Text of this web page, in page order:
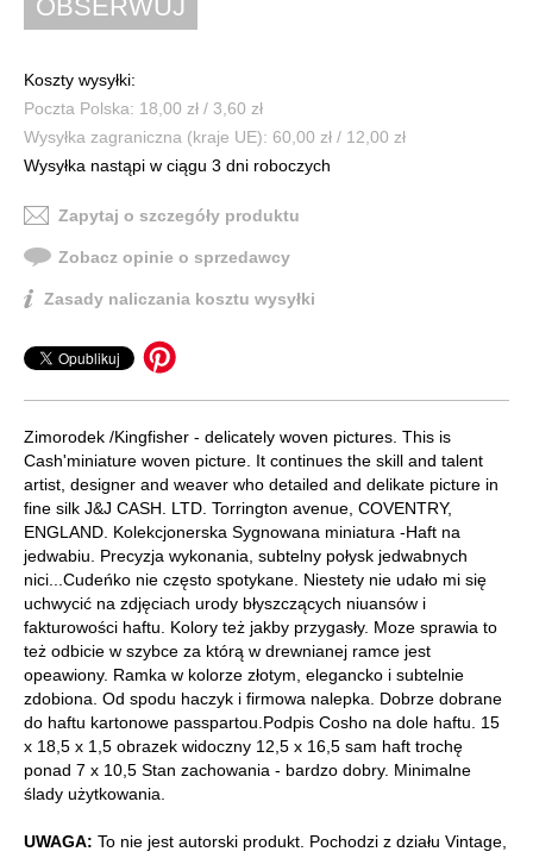
Koszty wysyłki:
Poczta Polska: 18,00 zł / 3,60 zł
Wysyłka zagraniczna (kraje UE): 60,00 zł / 12,00 zł
Wysyłka nastąpi w ciągu 3 dni roboczych
Zapytaj o szczegóły produktu
Zobacz opinie o sprzedawcy
Zasady naliczania kosztu wysyłki
Zimorodek /Kingfisher - delicately woven pictures. This is
Cash'miniature woven picture. It continues the skill and talent
artist, designer and weaver who detailed and delikate picture in
fine silk J&J CASH. LTD. Torrington avenue, COVENTRY,
ENGLAND. Kolekcjonerska Sygnowana miniatura -Haft na
jedwabiu. Precyzja wykonania, subtelny połysk jedwabnych
nici...Cudeńko nie często spotykane. Niestety nie udało mi się
uchwycić na zdjęciach urody błyszczących niuansów i
fakturowości haftu. Kolory też jakby przygasły. Moze sprawia to
też odbicie w szybce za którą w drewnianej ramce jest
opeawiony. Ramka w kolorze złotym, elegancko i subtelnie
zdobiona. Od spodu haczyk i firmowa nalepka. Dobrze dobrane
do haftu kartonowe passpartou.Podpis Cosho na dole haftu. 15
x 18,5 x 1,5 obrazek widoczny 12,5 x 16,5 sam haft trochę
ponad 7 x 10,5 Stan zachowania - bardzo dobry. Minimalne
ślady użytkowania.
UWAGA: To nie jest autorski produkt. Pochodzi z działu Vintage,